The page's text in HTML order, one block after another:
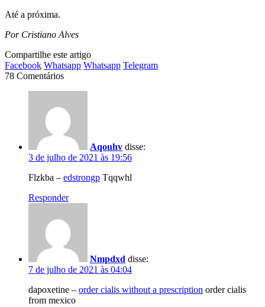
Até a próxima.
Por Cristiano Alves
Compartilhe este artigo
Facebook Whatsapp Whatsapp Telegram
78 Comentários
Aqouhv disse:
3 de julho de 2021 às 19:56
Flzkba – edstrongp Tqqwhl
Responder
Nmpdxd disse:
7 de julho de 2021 às 04:04
dapoxetine – order cialis without a prescription order cialis
from mexico